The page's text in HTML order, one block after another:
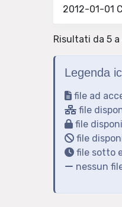
2012-01-01
Risultati da 5 a
Legenda
file ad
file
file
file
file sotto
nessun